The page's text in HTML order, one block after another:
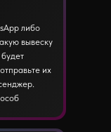
либо
вывеску
их